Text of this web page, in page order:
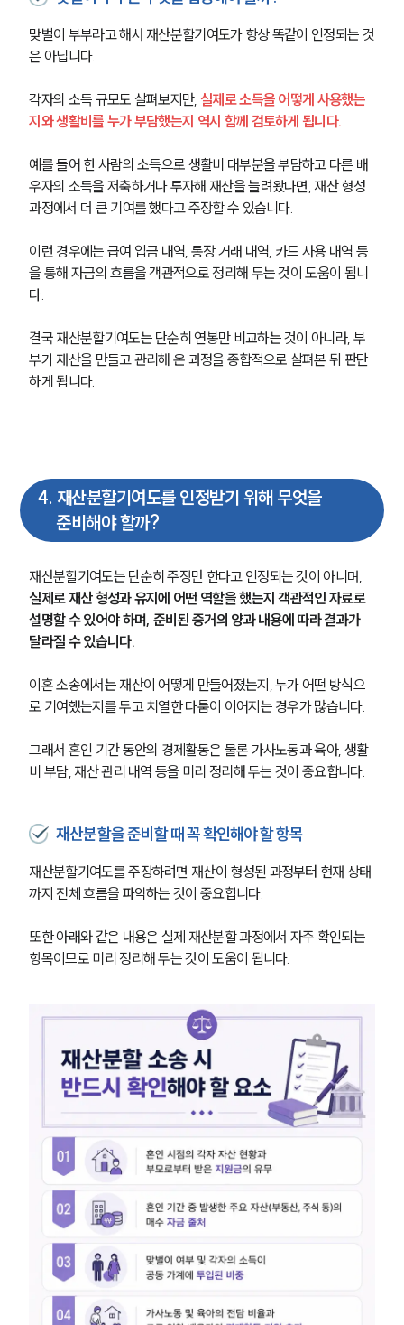
소식/자료
언론보도
공지사항
법률 블로그
법률서식
세미나
대륜법률상담예약
맞벌이 부부라고 해서 재산분할기여도가 항상 똑같이 인정되는 것
은 아닙니다.
각자의 소득 규모도 살펴보지만, 실제로 소득을 어떻게 사용했는
지와 생활비를 누가 부담했는지 역시 함께 검토하게 됩니다.
예를 들어 한 사람의 소득으로 생활비 대부분을 부담하고 다른 배
우자의 소득을 저축하거나 투자해 재산을 늘려왔다면, 재산 형성
과정에서 더 큰 기여를 했다고 주장할 수 있습니다.
이런 경우에는 급여 입금 내역, 통장 거래 내역, 카드 사용 내역 등
을 통해 자금의 흐름을 객관적으로 정리해 두는 것이 도움이 됩니
다.
결국 재산분할기여도는 단순히 연봉만 비교하는 것이 아니라, 부
부가 재산을 만들고 관리해 온 과정을 종합적으로 살펴본 뒤 판단
하게 됩니다.
4. 재산분할기여도를 인정받기 위해 무엇을
준비해야 할까?
재산분할기여도는 단순히 주장만 한다고 인정되는 것이 아니며,
실제로 재산 형성과 유지에 어떤 역할을 했는지 객관적인 자료로
설명할 수 있어야 하며, 준비된 증거의 양과 내용에 따라 결과가
달라질 수 있습니다.
이혼 소송에서는 재산이 어떻게 만들어졌는지, 누가 어떤 방식으
로 기여했는지를 두고 치열한 다툼이 이어지는 경우가 많습니다.
그래서 혼인 기간 동안의 경제활동은 물론 가사노동과 육아, 생활
비 부담, 재산 관리 내역 등을 미리 정리해 두는 것이 중요합니다.
재산분할을 준비할 때 꼭 확인해야 할 항목
재산분할기여도를 주장하려면 재산이 형성된 과정부터 현재 상태
까지 전체 흐름을 파악하는 것이 중요합니다.
또한 아래와 같은 내용은 실제 재산분할 과정에서 자주 확인되는
항목이므로 미리 정리해 두는 것이 도움이 됩니다.